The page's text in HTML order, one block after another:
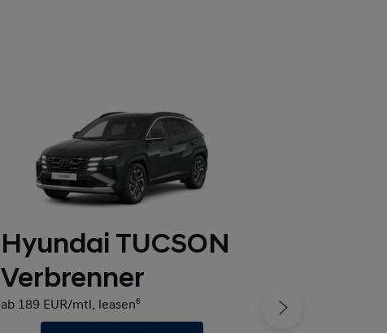
Hyundai TUCSON
Verbrenner
ab 189 EUR/mtl. leasen6